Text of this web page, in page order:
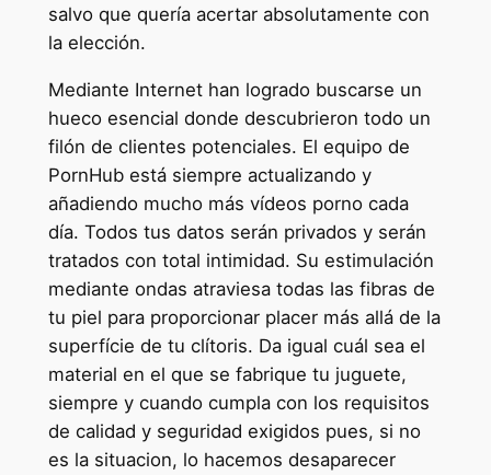
salvo que quería acertar absolutamente con
la elección.
Mediante Internet han logrado buscarse un
hueco esencial donde descubrieron todo un
filón de clientes potenciales. El equipo de
PornHub está siempre actualizando y
añadiendo mucho más vídeos porno cada
día. Todos tus datos serán privados y serán
tratados con total intimidad. Su estimulación
mediante ondas atraviesa todas las fibras de
tu piel para proporcionar placer más allá de la
superfície de tu clítoris. Da igual cuál sea el
material en el que se fabrique tu juguete,
siempre y cuando cumpla con los requisitos
de calidad y seguridad exigidos pues, si no
es la situacion, lo hacemos desaparecer